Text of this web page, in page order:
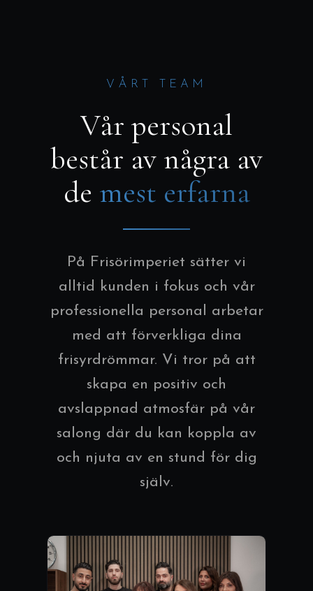
VÅRT TEAM
Vår personal
består av några av
de mest erfarna
På Frisörimperiet sätter vi
alltid kunden i fokus och vår
professionella personal arbetar
med att förverkliga dina
frisyrdrömmar. Vi tror på att
skapa en positiv och
avslappnad atmosfär på vår
salong där du kan koppla av
och njuta av en stund för dig
själv.